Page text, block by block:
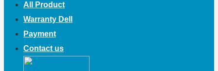
All Product
Warranty Dell
Payment
Contact us